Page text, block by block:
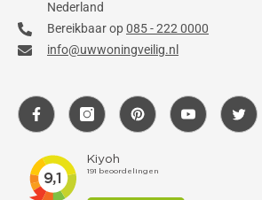
Nederland
Bereikbaar op085 - 222 0000
info@uwwoningveilig.nl